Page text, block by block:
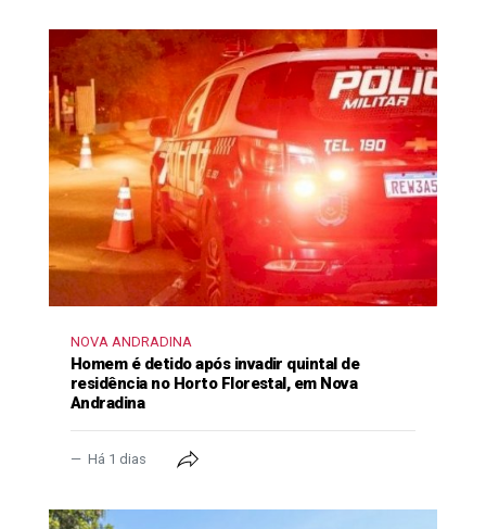
NOVA ANDRADINA
Homem é detido após invadir quintal de
residência no Horto Florestal, em Nova
Andradina
Há 1 dias